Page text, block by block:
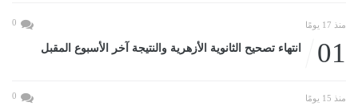
منذ 17 يومًا 0
01 انتهاء تصحيح الثانوية الأزهرية والنتيجة آخر الأسبوع المقبل
منذ 15 يومًا 0